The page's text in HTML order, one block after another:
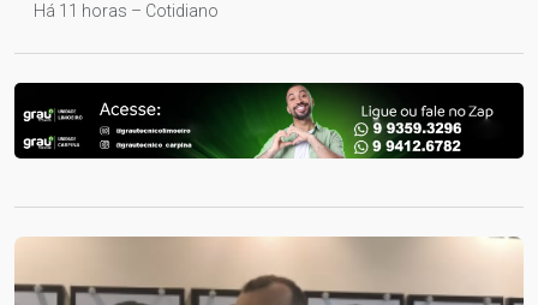
Há 11 horas – Cotidiano